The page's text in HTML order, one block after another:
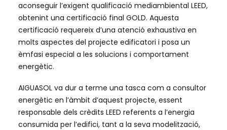
aconseguir l’exigent qualificació mediambiental LEED,
obtenint una certificació final GOLD. Aquesta
certificació requereix d’una atenció exhaustiva en
molts aspectes del projecte edificatori i posa un
èmfasi especial a les solucions i comportament
energètic.
AIGUASOL va dur a terme una tasca com a consultor
energètic en l’àmbit d’aquest projecte, essent
responsable dels crèdits LEED referents a l’energia
consumida per l’edifici, tant a la seva modelització,